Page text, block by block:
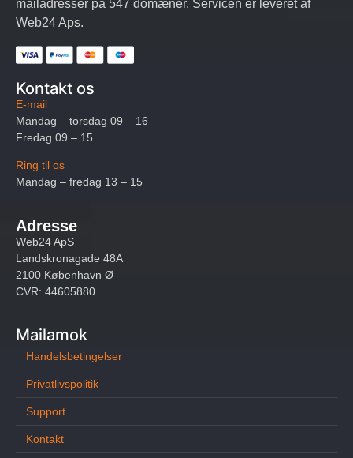
mailadresser på 547 domæner. Servicen er leveret af
Web24 Aps.
Kontakt os
E-mail
Mandag – torsdag 09 – 16
Fredag 09 – 15
Ring til os
Mandag – fredag 13 – 15
Adresse
Web24 ApS
Landskronagade 48A
2100 København Ø
CVR: 44605880
Mailamok
Handelsbetingelser
Privatlivspolitik
Support
Kontakt